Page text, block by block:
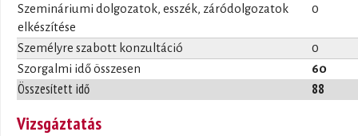
Összesített idő 88
Szemináriumi dolgozatok, esszék, záródolgozatok
elkészítése
0
Személyre szabott konzultáció
0
Szorgalmi idő összesen
60
Vizsgáztatás